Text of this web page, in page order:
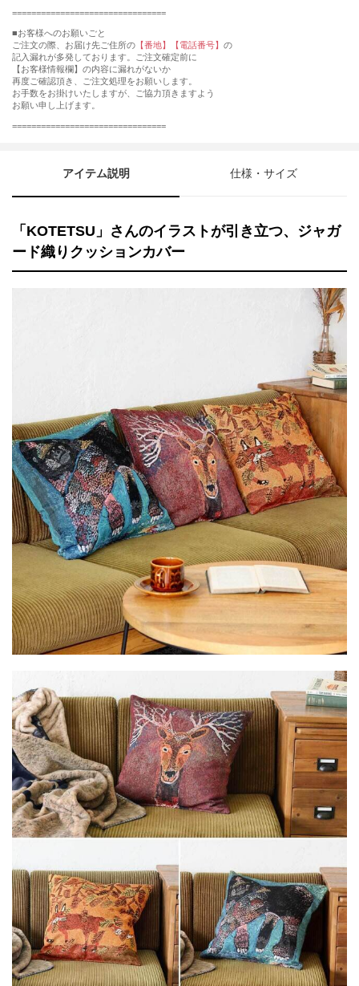
================================
■お客様へのお願いごと
ご注文の際、お届け先ご住所の 【番地】【電話番号】 の
記入漏れが多発しております。ご注文確定前に
【お客様情報欄】の内容に漏れがないか
再度ご確認頂き、ご注文処理をお願いします。
お手数をお掛けいたしますが、ご協力頂きますよう
お願い申し上げます。
================================
アイテム説明 仕様・サイズ
「KOTETSU」さんのイラストが引き立つ、ジャガ
ード織りクッションカバー